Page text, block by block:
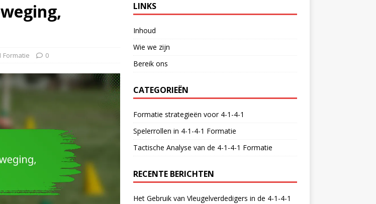
Formatie 0
LINKS
Inhoud
Wie we zijn
Bereik ons
CATEGORIEËN
Formatie strategieën voor 4-1-4-1
Spelerrollen in 4-1-4-1 Formatie
Tactische Analyse van de 4-1-4-1 Formatie
RECENTE BERICHTEN
Het Gebruik van Vleugelverdedigers in de 4-1-4-1